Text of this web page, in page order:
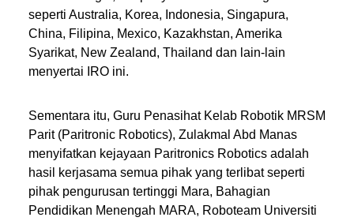
seperti Australia, Korea, Indonesia, Singapura,
China, Filipina, Mexico, Kazakhstan, Amerika
Syarikat, New Zealand, Thailand dan lain-lain
menyertai IRO ini.
Sementara itu, Guru Penasihat Kelab Robotik MRSM
Parit (Paritronic Robotics), Zulakmal Abd Manas
menyifatkan kejayaan Paritronics Robotics adalah
hasil kerjasama semua pihak yang terlibat seperti
pihak pengurusan tertinggi Mara, Bahagian
Pendidikan Menengah MARA, Roboteam Universiti